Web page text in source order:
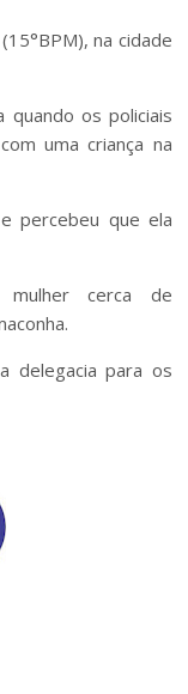
(15°BPM), na cidade
quando os policiais
uma criança na
percebeu que ela
mulher cerca de
delegacia para os